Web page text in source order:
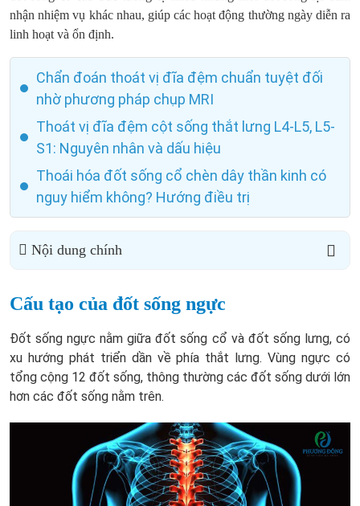
nhận nhiệm vụ khác nhau, giúp các hoạt động thường ngày diễn ra
linh hoạt và ổn định.
Chẩn đoán thoát vị đĩa đệm chuẩn tuyệt đối
nhờ phương pháp chụp MRI
Thoát vị đĩa đệm cột sống thắt lưng L4-L5, L5-
S1: Nguyên nhân và dấu hiệu
Thoái hóa đốt sống cổ chèn dây thần kinh có
nguy hiểm không? Hướng điều trị
Nội dung chính
Cấu tạo của đốt sống ngực
Đốt sống ngực nằm giữa đốt sống cổ và đốt sống lưng, có
xu hướng phát triển dần về phía thắt lưng. Vùng ngực có
tổng cộng 12 đốt sống, thông thường các đốt sống dưới lớn
hơn các đốt sống nằm trên.